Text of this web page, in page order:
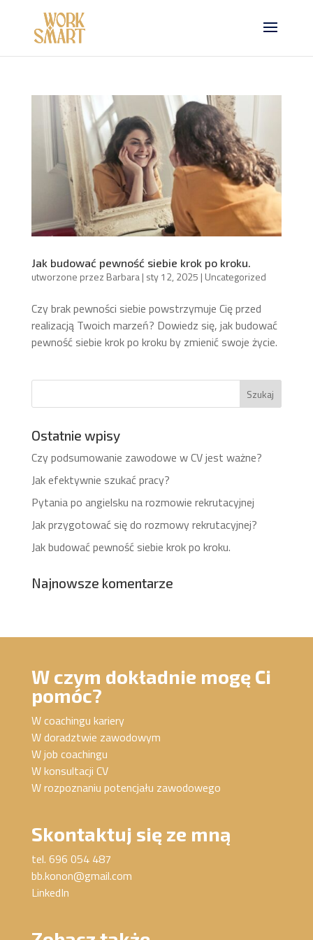
Jak budować pewność siebie krok po kroku.
utworzone przez Barbara| sty 12, 2025 | Uncategorized
Czy brak pewności siebie powstrzymuje Cię przed
realizacją Twoich marzeń? Dowiedz się, jak budować
pewność siebie krok po kroku by zmienić swoje życie.
Ostatnie wpisy
Czy podsumowanie zawodowe w CV jest ważne?
Jak efektywnie szukać pracy?
Pytania po angielsku na rozmowie rekrutacyjnej
Jak przygotować się do rozmowy rekrutacyjnej?
Jak budować pewność siebie krok po kroku.
Najnowsze komentarze
W czym dokładnie mogę Ci
pomóc?
W coachingu kariery
W doradztwie zawodowym
W job coachingu
W konsultacji CV
W rozpoznaniu potencjału zawodowego
Skontaktuj się ze mną
tel. 696 054 487
bb.konon@gmail.com
LinkedIn